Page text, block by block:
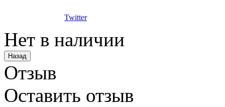
Twitter
Нет в наличии
Отзыв
Оставить отзыв